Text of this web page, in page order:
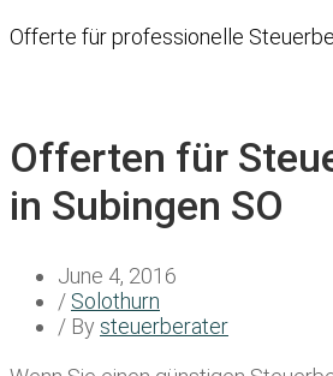
Offerte für professionelle
Offerten für
in Subingen SO
June 4, 2016
/ Solothurn
/ By steuerberater